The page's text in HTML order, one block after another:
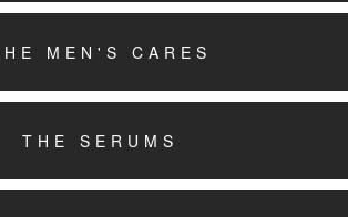
MEN'S CARES
THE SERUMS